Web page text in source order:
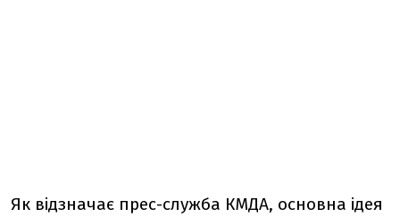
Як відзначає прес-служба КМДА, основна ідея